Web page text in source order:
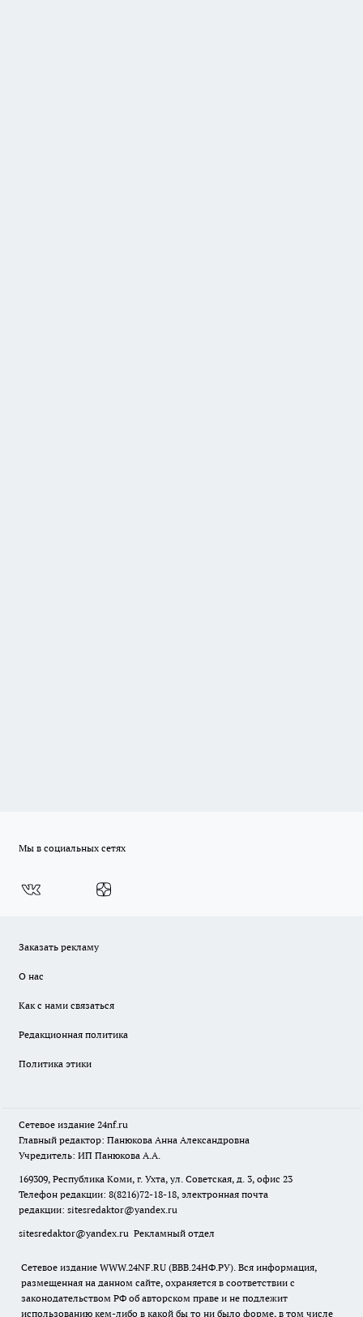
Мы в социальных сетях
Заказать рекламу
О нас
Как с нами связаться
Редакционная политика
Политика этики
Сетевое издание 24nf.ru
Главный редактор: Панюкова Анна Александровна
Учредитель: ИП Панюкова А.А.
169309, Республика Коми, г. Ухта, ул. Советская, д. 3, офис 23
Телефон редакции: 8(8216)72-18-18, электронная почта
редакции: sitesredaktor@yandex.ru
sitesredaktor@yandex.ru Рекламный отдел
Сетевое издание WWW.24NF.RU (ВВВ.24НФ.РУ). Вся информация,
размещенная на данном сайте, охраняется в соответствии с
законодательством РФ об авторском праве и не подлежит
использованию кем-либо в какой бы то ни было форме, в том числе